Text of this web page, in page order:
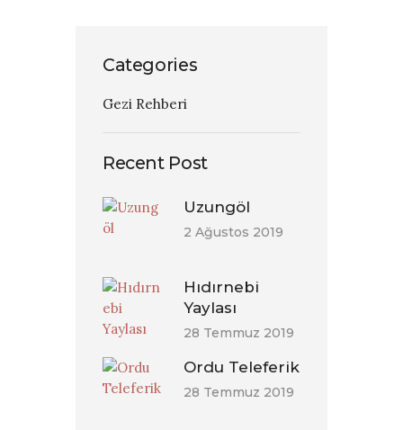
Categories
Gezi Rehberi
Recent Post
Uzungöl
2 Ağustos 2019
Hıdırnebi
Yaylası
28 Temmuz 2019
Ordu Teleferik
28 Temmuz 2019